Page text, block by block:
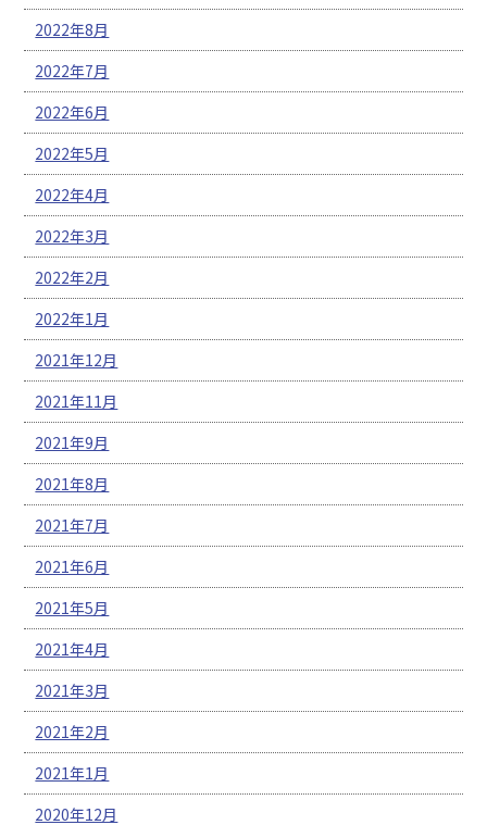
2022年8月
2022年7月
2022年6月
2022年5月
2022年4月
2022年3月
2022年2月
2022年1月
2021年12月
2021年11月
2021年9月
2021年8月
2021年7月
2021年6月
2021年5月
2021年4月
2021年3月
2021年2月
2021年1月
2020年12月